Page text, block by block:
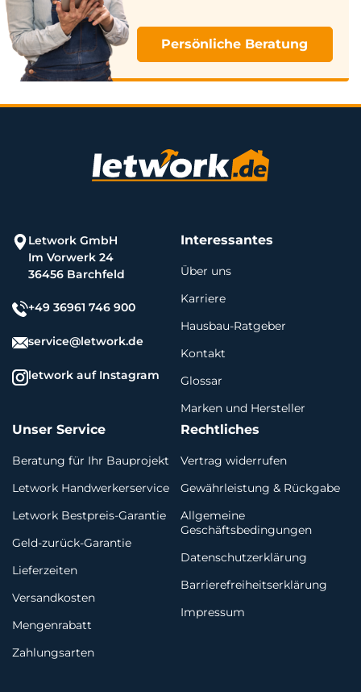
Persönliche Beratung
Letwork GmbH
Im Vorwerk 24
36456 Barchfeld
+49 36961 746 900
service@letwork.de
letwork auf Instagram
Interessantes
Über uns
Karriere
Hausbau-Ratgeber
Kontakt
Glossar
Marken und Hersteller
Unser Service
Beratung für Ihr Bauprojekt
Letwork Handwerkerservice
Letwork Bestpreis-Garantie
Geld-zurück-Garantie
Lieferzeiten
Versandkosten
Mengenrabatt
Zahlungsarten
Rechtliches
Vertrag widerrufen
Gewährleistung & Rückgabe
Allgemeine
Geschäftsbedingungen
Datenschutzerklärung
Barrierefreiheitserklärung
Impressum